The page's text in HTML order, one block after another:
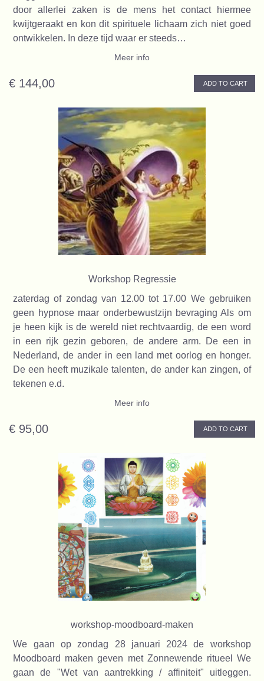
door allerlei zaken is de mens het contact hiermee
kwijtgeraakt en kon dit spirituele lichaam zich niet goed
ontwikkelen. In deze tijd waar er steeds…
Meer info
€ 144,00 ADD TO CART
Workshop Regressie
zaterdag of zondag van 12.00 tot 17.00 We gebruiken
geen hypnose maar onderbewustzijn bevraging Als om
je heen kijk is de wereld niet rechtvaardig, de een word
in een rijk gezin geboren, de andere arm. De een in
Nederland, de ander in een land met oorlog en honger.
De een heeft muzikale talenten, de ander kan zingen, of
tekenen e.d.
Meer info
€ 95,00 ADD TO CART
workshop-moodboard-maken
We gaan op zondag 28 januari 2024 de workshop
Moodboard maken geven met Zonnewende ritueel We
gaan de "Wet van aantrekking / affiniteit" uitleggen.